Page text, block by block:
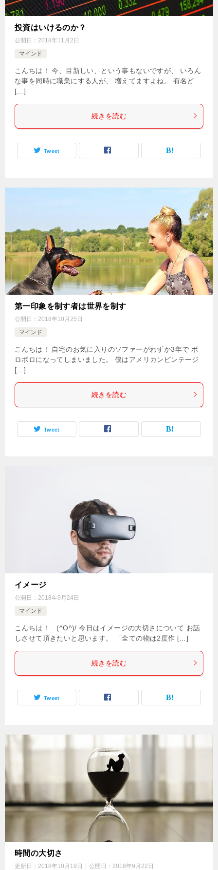
投資はいけるのか？
公開日： 2018年11月2日
マインド
こんちは！ 今、目新しい、という事もないですが、 いろん
な事を同時に職業にする人が、 増えてますよね。 有名ど
[…]
続きを読む
Tweet
第一印象を制す者は世界を制す
公開日： 2018年10月25日
マインド
こんちは！ 自宅のお気に入りのソファーがわずか3年で ボ
ロボロになってしまいました。 僕はアメリカンビンテージ
[…]
続きを読む
Tweet
イメージ
公開日： 2018年9月24日
マインド
こんちは！ (^O^)/ 今日はイメージの大切さについて お話
しさせて頂きたいと思います。 「全ての物は2度作 […]
続きを読む
Tweet
時間の大切さ
更新日： 2018年10月19日 公開日： 2018年9月22日